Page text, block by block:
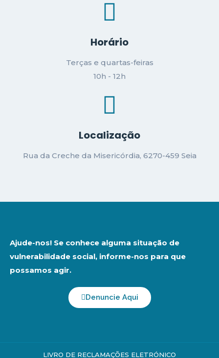
Horário
Terças e quartas-feiras
10h - 12h
Localização
Rua da Creche da Misericórdia, 6270-459 Seia
Ajude-nos! Se conhece alguma situação de
vulnerabilidade social, informe-nos para que
possamos agir.
Denuncie Aqui
LIVRO DE RECLAMAÇÕES ELETRÓNICO